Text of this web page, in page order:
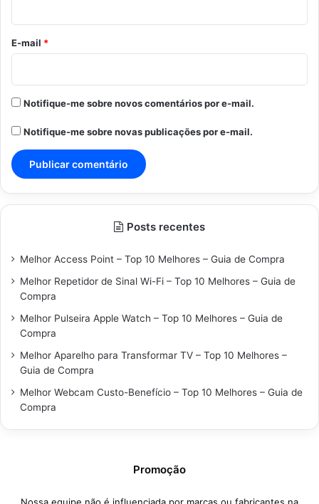
o
*
E-mail *
Notifique-me sobre novos comentários por e-mail.
Notifique-me sobre novas publicações por e-mail.
Posts recentes
Melhor Access Point – Top 10 Melhores – Guia de Compra
Melhor Repetidor de Sinal Wi-Fi – Top 10 Melhores – Guia de
Compra
Melhor Pulseira Apple Watch – Top 10 Melhores – Guia de
Compra
Melhor Aparelho para Transformar TV – Top 10 Melhores –
Guia de Compra
Melhor Webcam Custo-Benefício – Top 10 Melhores – Guia de
Compra
Promoção
Nossa equipe não é influenciada por marcas ou fabricantes na